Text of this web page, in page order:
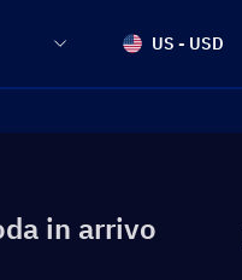
US - USD
in arrivo